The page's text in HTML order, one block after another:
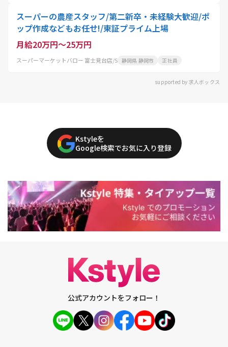
スーパーの農産スタッフ/第二新卒・未経験大歓迎/ポ
ップ作成などもお任せ!/東証プライム上場
月給20万円～25万円
スーパーマーケットバロー 富士見台店/S 静岡県 静岡市 正社員
supported by 求人ボックス
Kstyleを
Google検索でお気に入り登録
公式アカウントをフォロー！